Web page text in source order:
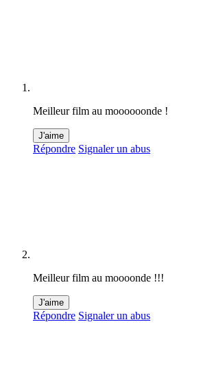
Meilleur film au moooooonde !
J'aime
Répondre Signaler un abus
Meilleur film au moooonde !!!
J'aime
Répondre Signaler un abus